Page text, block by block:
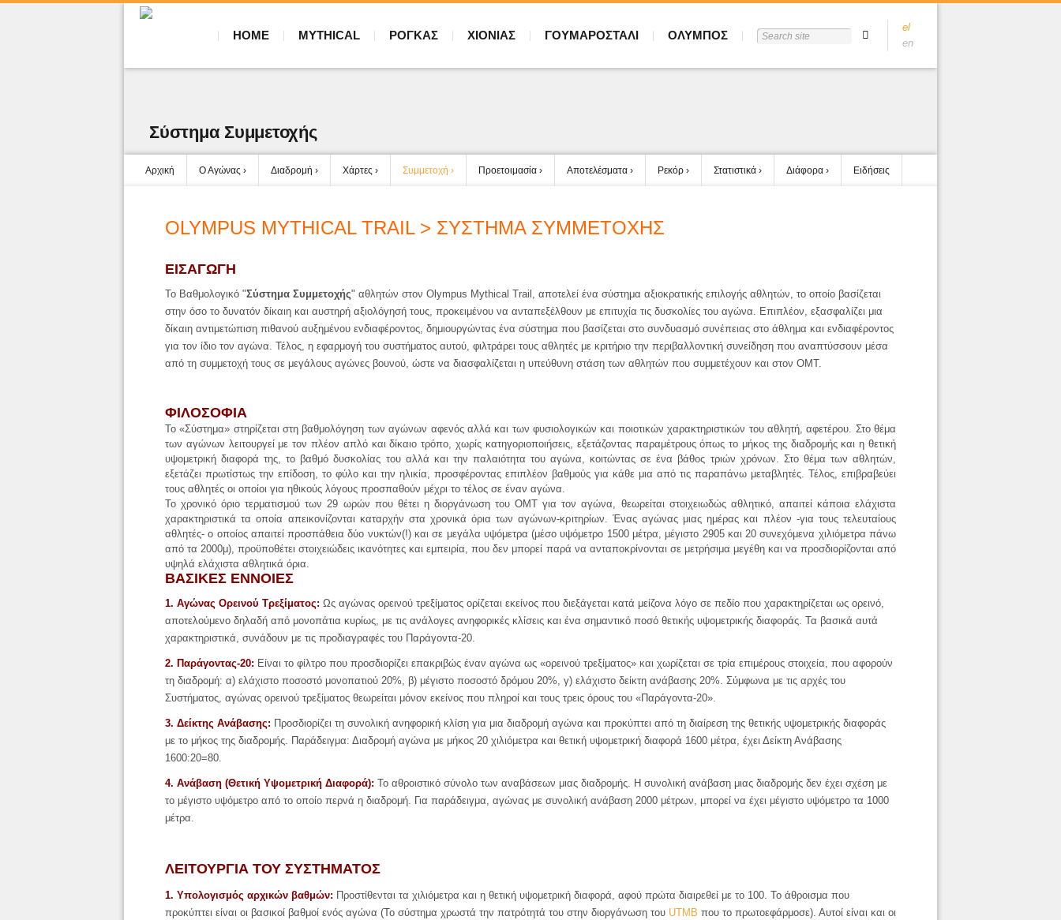
el
en
HOME MYTHICAL ΡΟΓΚΑΣ ΧΙΟΝΙΑΣ ΓΟΥΜΑΡΟΣΤΑΛΙ ΟΛΥΜΠΟΣ
Σύστημα Συμμετοχής
Αρχική Ο Αγώνας Διαδρομή Χάρτες Συμμετοχή Προετοιμασία Αποτελέσματα Ρεκόρ Στατιστικά Διάφορα Ειδήσεις
OLYMPUS MYTHICAL TRAIL > ΣΥΣΤΗΜΑ ΣΥΜΜΕΤΟΧΗΣ
ΕΙΣΑΓΩΓΗ
Το Βαθμολογικό "Σύστημα Συμμετοχής" αθλητών στον Olympus Mythical Trail , αποτελεί ένα σύστημα αξιοκρατικής επιλογής αθλητών, το οποίο βασίζεται
στην όσο το δυνατόν δίκαιη και αυστηρή αξιολόγησή τους, προκειμένου να ανταπεξέλθουν με επιτυχία τις δυσκολίες του αγώνα. Επιπλέον, εξασφαλίζει μια
δίκαιη αντιμετώπιση πιθανού αυξημένου ενδιαφέροντος, δημιουργώντας ένα σύστημα που βασίζεται στο συνδυασμό συνέπειας στο άθλημα και ενδιαφέροντος
για τον ίδιο τον αγώνα. Τέλος, η εφαρμογή του συστήματος αυτού, φιλτράρει τους αθλητές με κριτήριο την περιβαλλοντική συνείδηση που αναπτύσσουν μέσα
από τη συμμετοχή τους σε μεγάλους αγώνες βουνού, ώστε να διασφαλίζεται η υπεύθυνη στάση των αθλητών που συμμετέχουν και στον ΟΜΤ.
ΦΙΛΟΣΟΦΙΑ
Το «Σύστημα» στηρίζεται στη βαθμολόγηση των αγώνων αφενός αλλά και των φυσιολογικών και ποιοτικών χαρακτηριστικών του αθλητή, αφετέρου. Στο θέμα
των αγώνων λειτουργεί με τον πλέον απλό και δίκαιο τρόπο, χωρίς κατηγοριοποιήσεις, εξετάζοντας παραμέτρους όπως το μήκος της διαδρομής και η θετική
υψομετρική διαφορά της, το βαθμό δυσκολίας του αλλά και την παλαιότητα του αγώνα, κοιτώντας σε ένα βάθος τριών χρόνων. Στο θέμα των αθλητών,
εξετάζει πρωτίστως την επίδοση, το φύλο και την ηλικία, προσφέροντας επιπλέον βαθμούς για κάθε μια από τις παραπάνω μεταβλητές. Τέλος, επιβραβεύει
τους αθλητές οι οποίοι για ηθικούς λόγους προσπαθούν μέχρι το τέλος σε έναν αγώνα.
Το χρονικό όριο τερματισμού των 29 ωρών που θέτει η διοργάνωση του ΟΜΤ για τον αγώνα, θεωρείται στοιχειωδώς αθλητικό, απαιτεί κάποια ελάχιστα
χαρακτηριστικά τα οποία απεικονίζονται καταρχήν στα χρονικά όρια των αγώνων-κριτηρίων. Ένας αγώνας μιας ημέρας και πλέον -για τους τελευταίους
αθλητές- ο οποίος απαιτεί προσπάθεια δύο νυκτών(!) και σε μεγάλα υψόμετρα (μέσο υψόμετρο 1500 μέτρα, μέγιστο 2905 και 20 συνεχόμενα χιλιόμετρα πάνω
από τα 2000μ), προϋποθέτει στοιχειώδεις ικανότητες και εμπειρία, που δεν μπορεί παρά να ανταποκρίνονται σε μετρήσιμα μεγέθη και να προσδιορίζονται από
υψηλά ελάχιστα αθλητικά όρια.
ΒΑΣΙΚΕΣ ΕΝΝΟΙΕΣ
1. Αγώνας Ορεινού Τρεξίματος: Ως αγώνας ορεινού τρεξίματος ορίζεται εκείνος που διεξάγεται κατά μείζονα λόγο σε πεδίο που χαρακτηρίζεται ως ορεινό,
αποτελούμενο δηλαδή από μονοπάτια κυρίως, με τις ανάλογες ανηφορικές κλίσεις και ένα σημαντικό ποσό θετικής υψομετρικής διαφοράς. Τα βασικά αυτά
χαρακτηριστικά, συνάδουν με τις προδιαγραφές του Παράγοντα-20.
2. Παράγοντας-20: Είναι το φίλτρο που προσδιορίζει επακριβώς έναν αγώνα ως «ορεινού τρεξίματος» και χωρίζεται σε τρία επιμέρους στοιχεία, που αφορούν
τη διαδρομή: α) ελάχιστο ποσοστό μονοπατιού 20%, β) μέγιστο ποσοστό δρόμου 20%, γ) ελάχιστο δείκτη ανάβασης 20%. Σύμφωνα με τις αρχές του
Συστήματος, αγώνας ορεινού τρεξίματος θεωρείται μόνον εκείνος που πληροί και τους τρεις όρους του «Παράγοντα-20».
3. Δείκτης Ανάβασης: Προσδιορίζει τη συνολική ανηφορική κλίση για μια διαδρομή αγώνα και προκύπτει από τη διαίρεση της θετικής υψομετρικής διαφοράς
με το μήκος της διαδρομής. Παράδειγμα: Διαδρομή αγώνα με μήκος 20 χιλιόμετρα και θετική υψομετρική διαφορά 1600 μέτρα, έχει Δείκτη Ανάβασης
1600:20=80.
4. Ανάβαση (Θετική Υψομετρική Διαφορά): Το αθροιστικό σύνολο των αναβάσεων μιας διαδρομής. Η συνολική ανάβαση μιας διαδρομής δεν έχει σχέση με
το μέγιστο υψόμετρο από το οποίο περνά η διαδρομή. Για παράδειγμα, αγώνας με συνολική ανάβαση 2000 μέτρων, μπορεί να έχει μέγιστο υψόμετρο τα 1000
μέτρα.
ΛΕΙΤΟΥΡΓΙΑ ΤΟΥ ΣΥΣΤΗΜΑΤΟΣ
1. Υπολογισμός αρχικών βαθμών: Προστίθενται τα χιλιόμετρα και η θετική υψομετρική διαφορά, αφού πρώτα διαιρεθεί με το 100. Το άθροισμα που
προκύπτει είναι οι βασικοί βαθμοί ενός αγώνα (Το σύστημα χρωστά την πατρότητά του στην διοργάνωση του UTMB που το πρωτοεφάρμοσε). Αυτοί είναι και οι